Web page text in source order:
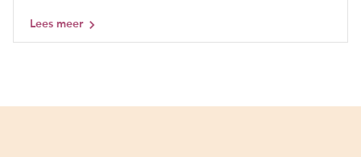
Lees meer